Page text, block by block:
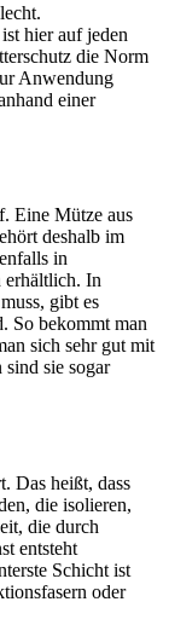
hier auf jeden
die Norm
Anwendung
einer
Eine Mütze aus
deshalb im
in
erhältlich. In
gibt es
So bekommt man
sich sehr gut mit
sie sogar
Das heißt, dass
die isolieren,
die durch
entsteht
Schicht ist
oder